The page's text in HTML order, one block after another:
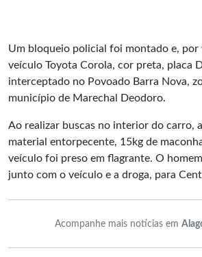
Um bloqueio policial foi montado e, por
veículo Toyota Corola, cor preta, placa
interceptado no Povoado Barra Nova,
município de Marechal Deodoro.
Ao realizar buscas no interior do carro,
material entorpecente, 15kg de
veículo foi preso em flagrante. O
junto com o veículo e a droga, para
Acompanhe mais notícias em